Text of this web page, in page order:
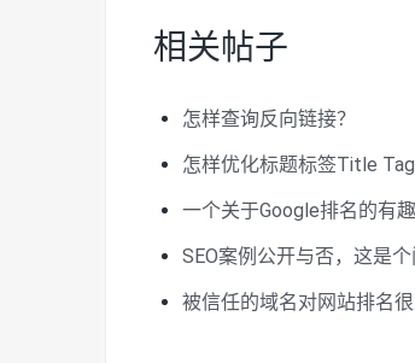
相关帖子
怎样查询反向链接？
怎样优化标题标签Title Tag
一个关于Google排名的有
SEO案例公开与否，这是
被信任的域名对网站排名